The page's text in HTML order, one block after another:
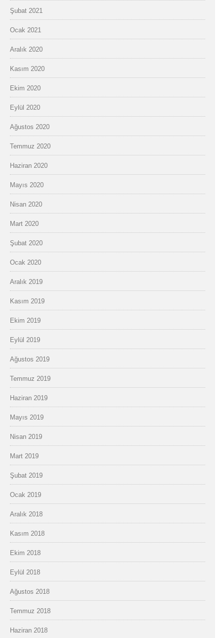
Şubat 2021
Ocak 2021
Aralık 2020
Kasım 2020
Ekim 2020
Eylül 2020
Ağustos 2020
Temmuz 2020
Haziran 2020
Mayıs 2020
Nisan 2020
Mart 2020
Şubat 2020
Ocak 2020
Aralık 2019
Kasım 2019
Ekim 2019
Eylül 2019
Ağustos 2019
Temmuz 2019
Haziran 2019
Mayıs 2019
Nisan 2019
Mart 2019
Şubat 2019
Ocak 2019
Aralık 2018
Kasım 2018
Ekim 2018
Eylül 2018
Ağustos 2018
Temmuz 2018
Haziran 2018